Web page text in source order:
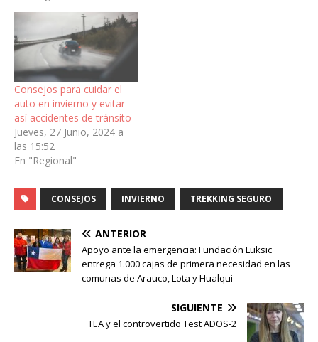
Consejos para cuidar el
auto en invierno y evitar
así accidentes de tránsito
Jueves, 27 Junio, 2024 a
las 15:52
En "Regional"
CONSEJOS INVIERNO TREKKING SEGURO
ANTERIOR
Apoyo ante la emergencia: Fundación Luksic
entrega 1.000 cajas de primera necesidad en las
comunas de Arauco, Lota y Hualqui
SIGUIENTE
TEA y el controvertido Test ADOS-2